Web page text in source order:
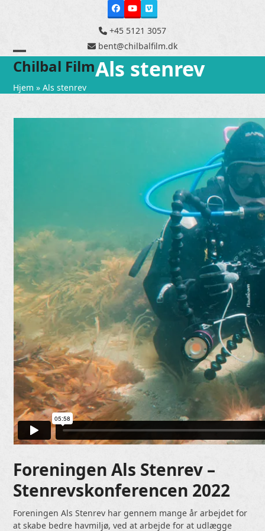
Facebook
YouTube
Vimeo
+45 5121 3057
bent@chilbalfilm.dk
Chilbal Film
Open
mobile
Close
mobile
Als stenrev
Hjem »Als stenrev
Foreningen Als Stenrev –
Stenrevskonferencen 2022
Foreningen Als Stenrev har gennem mange år arbejdet for
at skabe bedre havmiljø, ved at arbejde for at udlægge